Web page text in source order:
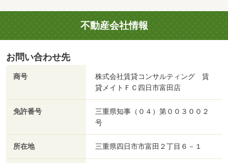
不動産会社情報
お問い合わせ先
商号
株式会社賃貸コンサルティング 賃
貸メイトＦＣ四日市富田店
免許番号
三重県知事（０４）第００３００２
号
所在地 三重県四日市市富田２丁目６－１